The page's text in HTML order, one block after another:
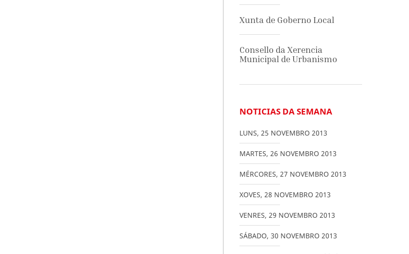
Xunta de Goberno Local
Consello da Xerencia
Municipal de Urbanismo
NOTICIAS DA SEMANA
LUNS, 25 NOVEMBRO 2013
MARTES, 26 NOVEMBRO 2013
MÉRCORES, 27 NOVEMBRO 2013
XOVES, 28 NOVEMBRO 2013
VENRES, 29 NOVEMBRO 2013
SÁBADO, 30 NOVEMBRO 2013